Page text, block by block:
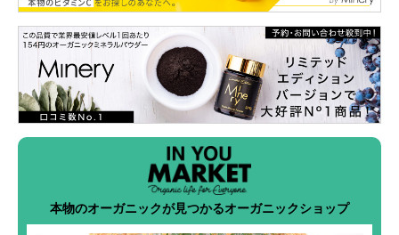
本物のオーガニックが見つかるオーガニックショップ